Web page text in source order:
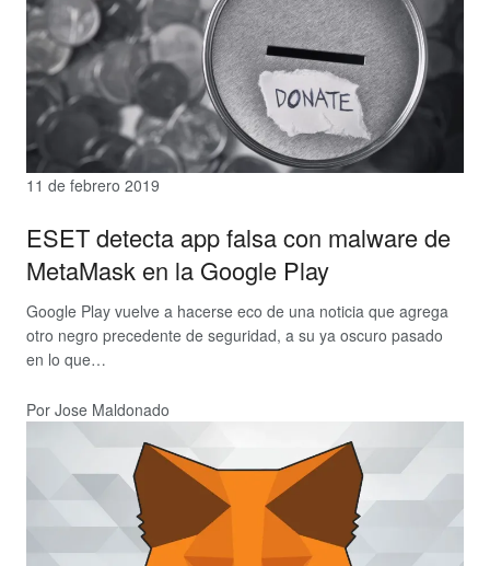
11 de febrero 2019
ESET detecta app falsa con malware de
MetaMask en la Google Play
Google Play vuelve a hacerse eco de una noticia que agrega
otro negro precedente de seguridad, a su ya oscuro pasado
en lo que…
Por Jose Maldonado